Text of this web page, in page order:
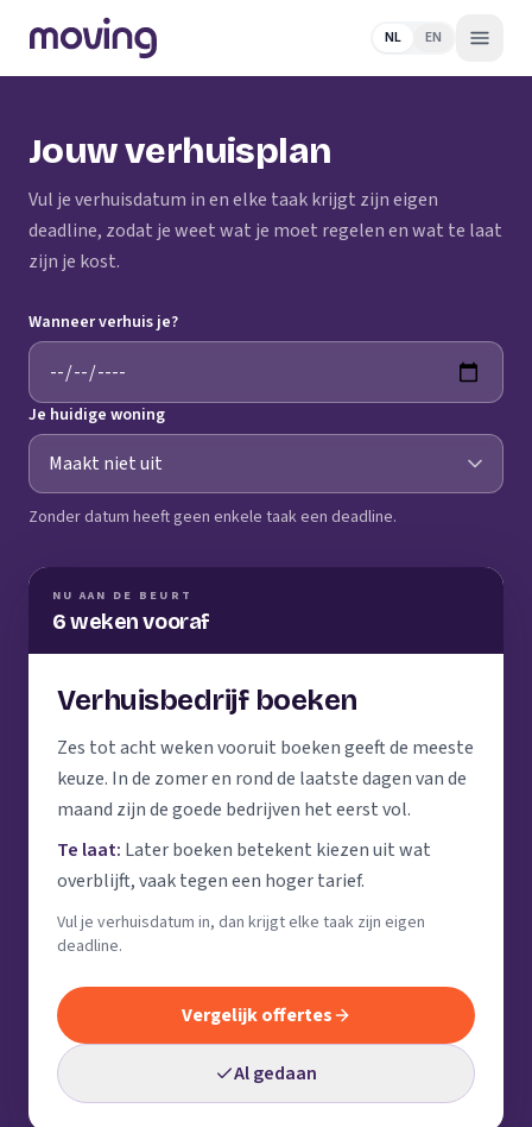
NL EN
Jouw verhuisplan
Vul je verhuisdatum in en elke taak krijgt zijn eigen
deadline, zodat je weet wat je moet regelen en wat te laat
zijn je kost.
Wanneer verhuis je?
Je huidige woning
Zonder datum heeft geen enkele taak een deadline.
NU AAN DE BEURT
6 weken vooraf
Verhuisbedrijf boeken
Zes tot acht weken vooruit boeken geeft de meeste
keuze. In de zomer en rond de laatste dagen van de
maand zijn de goede bedrijven het eerst vol.
Te laat: Later boeken betekent kiezen uit wat
overblijft, vaak tegen een hoger tarief.
Vul je verhuisdatum in, dan krijgt elke taak zijn eigen
deadline.
Vergelijk offertes
Al gedaan